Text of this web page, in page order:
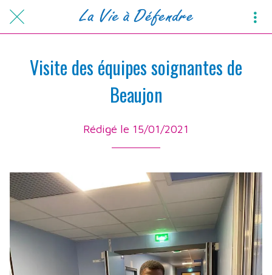
Visite des équipes soignantes de
Beaujon
Rédigé le 15/01/2021